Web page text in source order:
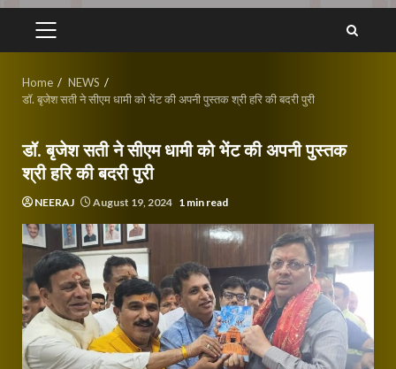
PRIMARY
Home
NEWS
डॉ. बृजेश सती ने सीएम धामी को भेंट की अपनी पुस्तक श्री हरि की बदरी पुरी
डॉ. बृजेश सती ने सीएम धामी को भेंट की अपनी पुस्तक
श्री हरि की बदरी पुरी
NEERAJ August 19, 2024 1 min read